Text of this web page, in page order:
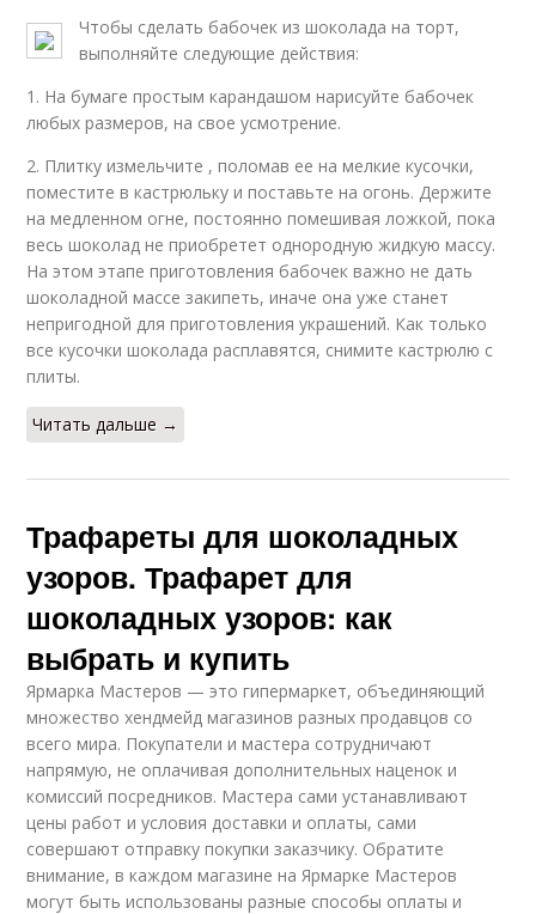
Чтобы сделать бабочек из шоколада на торт,
выполняйте следующие действия:
1. На бумаге простым карандашом нарисуйте бабочек
любых размеров, на свое усмотрение.
2. Плитку измельчите , поломав ее на мелкие кусочки,
поместите в кастрюльку и поставьте на огонь. Держите
на медленном огне, постоянно помешивая ложкой, пока
весь шоколад не приобретет однородную жидкую массу.
На этом этапе приготовления бабочек важно не дать
шоколадной массе закипеть, иначе она уже станет
непригодной для приготовления украшений. Как только
все кусочки шоколада расплавятся, снимите кастрюлю с
плиты.
Читать дальше →
Трафареты для шоколадных
узоров. Трафарет для
шоколадных узоров: как
выбрать и купить
Ярмарка Мастеров — это гипермаркет, объединяющий
множество хендмейд магазинов разных продавцов со
всего мира. Покупатели и мастера сотрудничают
напрямую, не оплачивая дополнительных наценок и
комиссий посредников. Мастера сами устанавливают
цены работ и условия доставки и оплаты, сами
совершают отправку покупки заказчику. Обратите
внимание, в каждом магазине на Ярмарке Мастеров
могут быть использованы разные способы оплаты и